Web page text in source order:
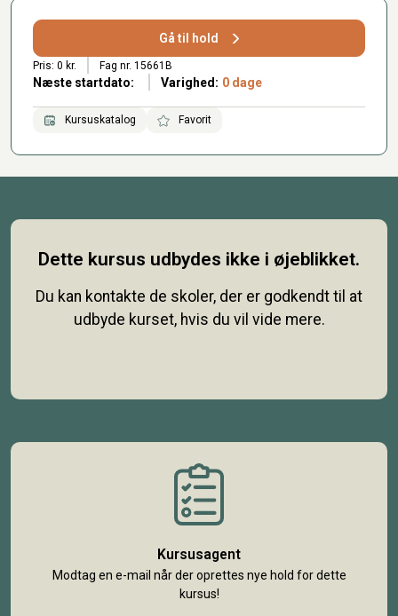
Gå til hold
Pris: 0 kr. Fag nr. 15661B
Næste startdato: Varighed: 0 dage
Kursuskatalog Favorit
Dette kursus udbydes ikke i øjeblikket.
Du kan kontakte de skoler, der er godkendt til at
udbyde kurset, hvis du vil vide mere.
Kursusagent
Modtag en e-mail når der oprettes nye hold for dette
kursus!